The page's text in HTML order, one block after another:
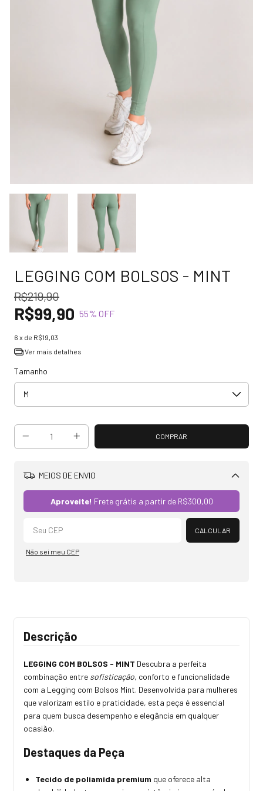
LEGGING COM BOLSOS - MINT
R$219,90
R$99,90 55% OFF
6 x de R$19,03
Ver mais detalhes
Tamanho
MEIOS DE ENVIO
Aproveite! Frete grátis a partir de R$300,00
CALCULAR
Não sei meu CEP
Descrição
LEGGING COM BOLSOS - MINT Descubra a perfeita
combinação entre sofisticação, conforto e funcionalidade
com a Legging com Bolsos Mint. Desenvolvida para mulheres
que valorizam estilo e praticidade, esta peça é essencial
para quem busca desempenho e elegância em qualquer
ocasião.
Destaques da Peça
Tecido de poliamida premium que oferece alta